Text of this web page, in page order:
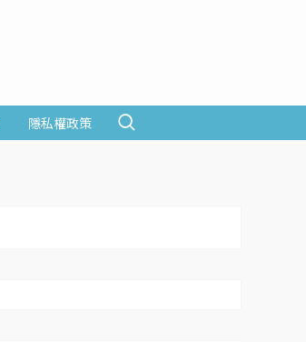
隱私權政策